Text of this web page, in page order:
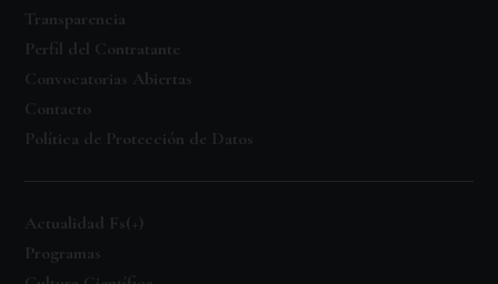
Transparencia
Perfil del Contratante
Convocatorias Abiertas
Contacto
Política de Protección de Datos
Actualidad Fs(+)
Programas